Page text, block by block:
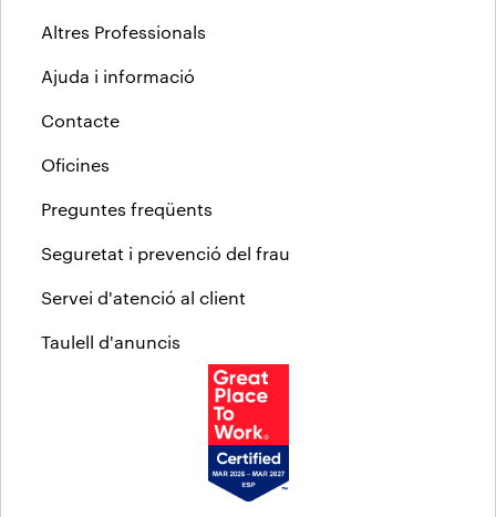
Altres Professionals
Ajuda i informació
Contacte
Oficines
Preguntes freqüents
Seguretat i prevenció del frau
Servei d'atenció al client
Taulell d'anuncis